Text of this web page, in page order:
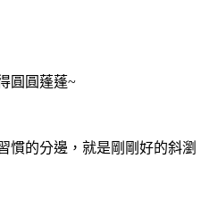
圓圓蓬蓬~
慣的分邊，就是剛剛好的斜瀏